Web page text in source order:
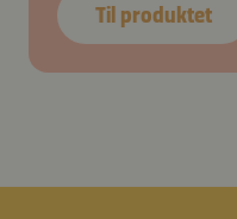
Til produktet